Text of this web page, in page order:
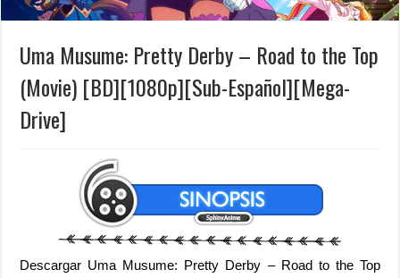
Uma Musume: Pretty Derby – Road to the Top
(Movie) [BD][1080p][Sub-Español][Mega-
Drive]
Descargar Uma Musume: Pretty Derby – Road to the Top